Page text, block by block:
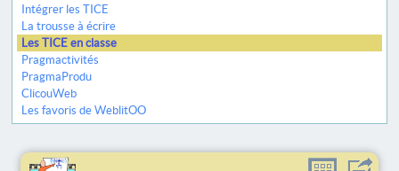
Intégrer les TICE
La trousse à écrire
Les TICE en classe
Pragmactivités
PragmaProdu
ClicouWeb
Les favoris de WeblitOO